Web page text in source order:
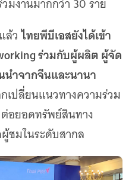
ล้วไทยพีบีเอสยังได้เข้า
ร่วมกับผู้ผลิต ผู้จัด
ำจากจีนและนานา
เปลี่ยนแนวทางความร่วม
อยอดทรัพย์สินทาง
ชมในระดับสากล